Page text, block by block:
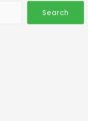
Search